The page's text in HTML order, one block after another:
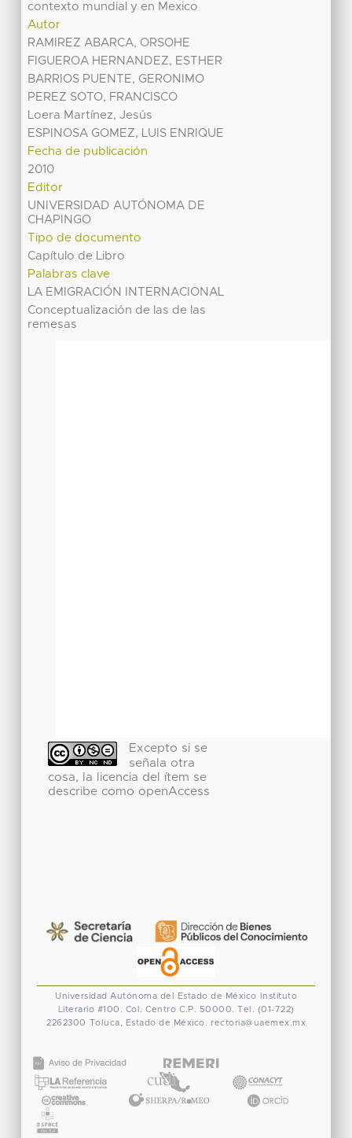
contexto mundial y en Mexico
Autor
RAMIREZ ABARCA, ORSOHE
FIGUEROA HERNANDEZ, ESTHER
BARRIOS PUENTE, GERONIMO
PEREZ SOTO, FRANCISCO
Loera Martínez, Jesús
ESPINOSA GOMEZ, LUIS ENRIQUE
Fecha de publicación
2010
Editor
UNIVERSIDAD AUTÓNOMA DE
CHAPINGO
Tipo de documento
Capítulo de Libro
Palabras clave
LA EMIGRACIÓN INTERNACIONAL
Conceptualización de las de las
remesas
Excepto si se
señala otra
cosa, la licencia del ítem se
describe como openAccess
Universidad Autónoma del Estado de México
Instituto
Literario #100. Col. Centro C.P. 50000. Tel. (01-722)
2262300 Toluca, Estado de México. rectoria@uaemex.mx